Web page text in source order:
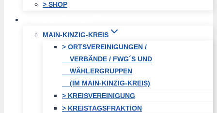
> SHOP
MAIN-KINZIG-KREIS
> ORTSVEREINIGUNGEN /
VERBÄNDE / FWG´S UND
WÄHLERGRUPPEN
(IM MAIN-KINZIG-KREIS)
> KREISVEREINIGUNG
> KREISTAGSFRAKTION